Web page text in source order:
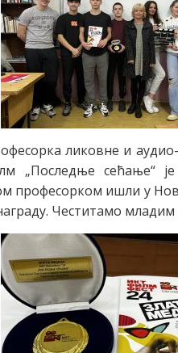
ликовне и
„Последње сећање“
професорком ишли у
Честитамо